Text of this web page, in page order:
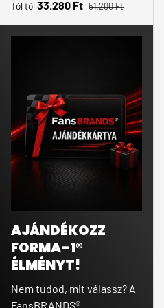
Eladási ár
Tól től 33.280 Ft Normál ár
51.200 Ft
AJÁNDÉKOZZ
FORMA–1®
ÉLMÉNYT!
Nem tudod, mit válassz? A
FansBRANDS®